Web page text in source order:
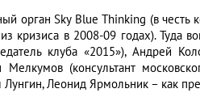
орган Sky Blue Thinking (в честь
в 2008-09 годах). Туда
клуба «2015»), Андрей
(консультант
Леонид Ярмольник – как